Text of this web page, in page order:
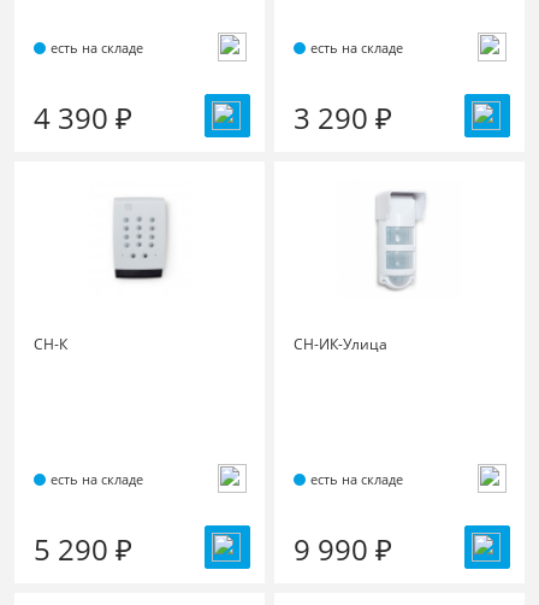
есть на складе
4 390 ₽
есть на складе
3 290 ₽
СН-К
есть на складе
5 290 ₽
СН-ИК-Улица
есть на складе
9 990 ₽